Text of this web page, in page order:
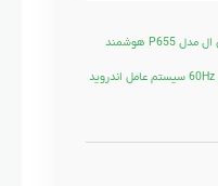
تلویزیون ال ای دی سایز ۵۵ اینچ تی سی ال مدل P655 هوشمند
کیفیت تصویر UHD 4K نرخ به روز رسانی 60Hz سیستم عامل اندروید